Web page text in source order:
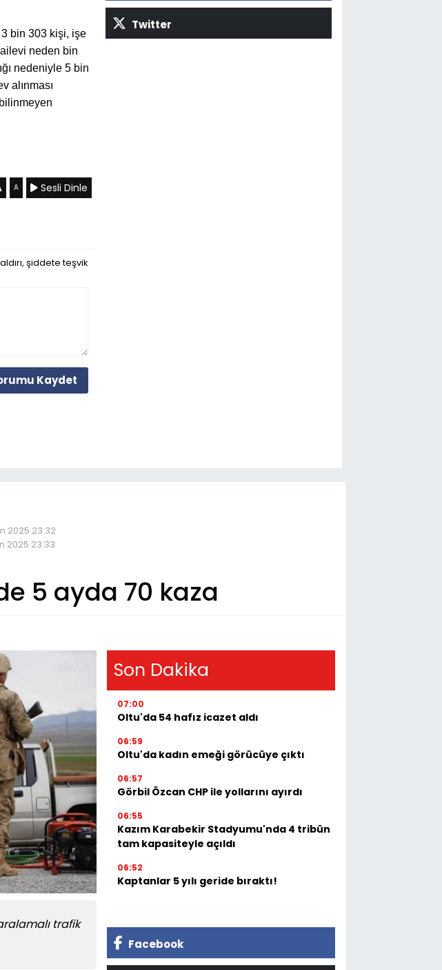
bin 303 kişi, işe
neden bin
nedeniyle 5 bin
alınması
A Sesli Dinle
şiddete teşvik
Kaydet
Twitter
2025 23:32
2025 23:33
5 ayda 70 kaza
trafik
Son Dakika
07:00
Oltu'da 54 hafız icazet aldı
06:59
Oltu'da kadın emeği görücüye çıktı
06:57
Görbil Özcan CHP ile yollarını ayırdı
06:55
Kazım Karabekir Stadyumu'nda 4 tribün
tam kapasiteyle açıldı
06:52
Kaptanlar 5 yılı geride bıraktı!
Facebook